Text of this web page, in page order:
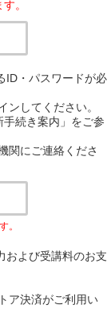
。
ID・パスワードが必
ンしてください。
続き案内」をご参
関にご連絡くださ
。
および受講料のお支
ア決済がご利用い